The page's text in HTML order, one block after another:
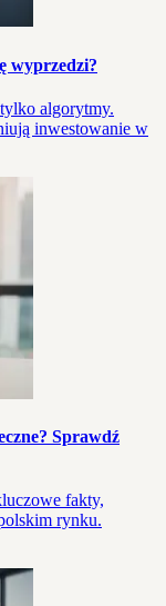
wyprzedzi?
algorytmy.
inwestowanie w
Sprawdź
fakty,
rynku.